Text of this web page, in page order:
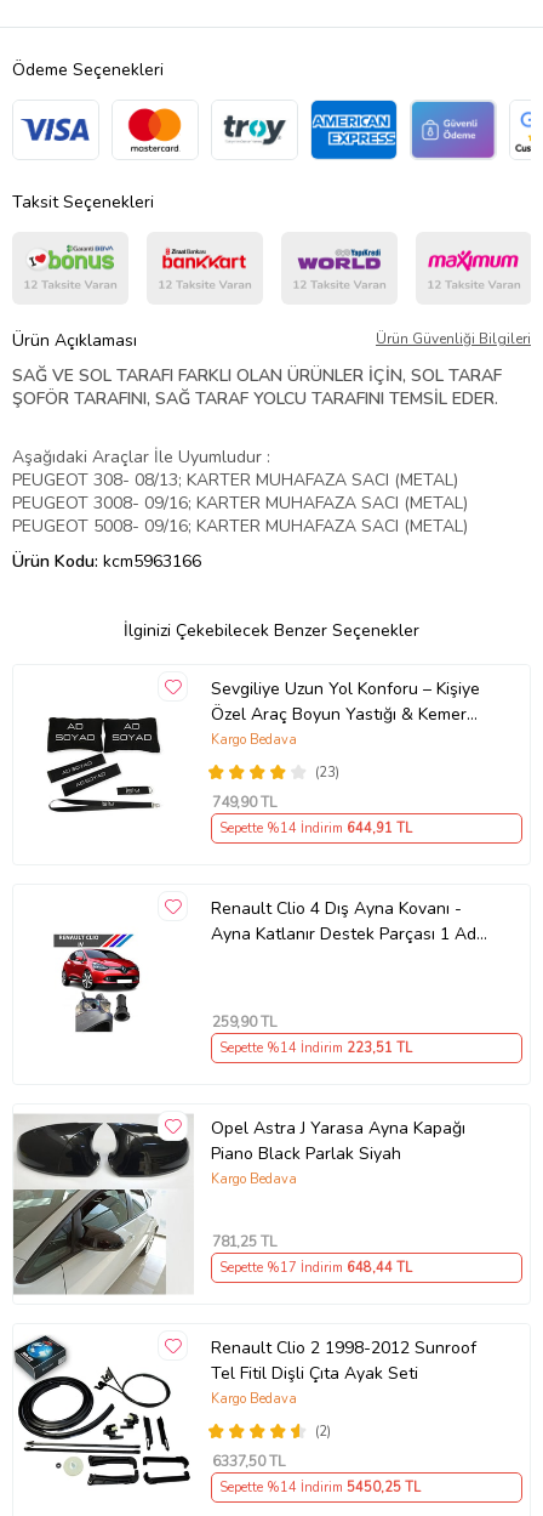
Ödeme Seçenekleri
Taksit Seçenekleri
Ürün Açıklaması Ürün Güvenliği Bilgileri
SAĞ VE SOL TARAFI FARKLI OLAN ÜRÜNLER İÇİN, SOL TARAF
ŞOFÖR TARAFINI, SAĞ TARAF YOLCU TARAFINI TEMSİL EDER.
Aşağıdaki Araçlar İle Uyumludur :
PEUGEOT 308- 08/13; KARTER MUHAFAZA SACI (METAL)
PEUGEOT 3008- 09/16; KARTER MUHAFAZA SACI (METAL)
PEUGEOT 5008- 09/16; KARTER MUHAFAZA SACI (METAL)
Ürün Kodu: kcm5963166
İlginizi Çekebilecek Benzer Seçenekler
Sevgiliye Uzun Yol Konforu – Kişiye
Özel Araç Boyun Yastığı & Kemer
Pedi Hediye Seti
(23)
Kargo Bedava
749,90 TL
Sepette %14 İndirim 644,91 TL
Renault Clio 4 Dış Ayna Kovanı -
Ayna Katlanır Destek Parçası 1 Adet
259,90 TL
Sepette %14 İndirim 223,51 TL
Opel Astra J Yarasa Ayna Kapağı
Piano Black Parlak Siyah
Kargo Bedava
781,25 TL
Sepette %17 İndirim 648,44 TL
Renault Clio 2 1998-2012 Sunroof
Tel Fitil Dişli Çıta Ayak Seti
(2)
Kargo Bedava
6337,50 TL
Sepette %14 İndirim 5450,25 TL